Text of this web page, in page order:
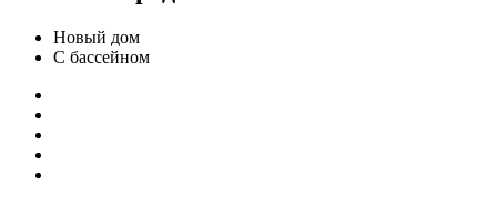
Новый дом
С бассейном